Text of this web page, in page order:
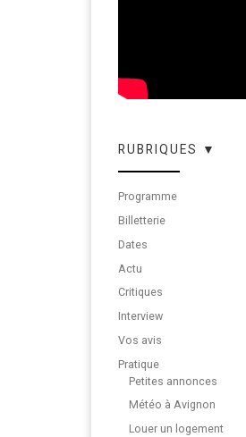
RUBRIQUES ▼
Programme
Billetterie
Dates
Actu
Critiques
Interview
Vos avis
Pratique
Petites annonces
Météo à Avignon
Louer un logement